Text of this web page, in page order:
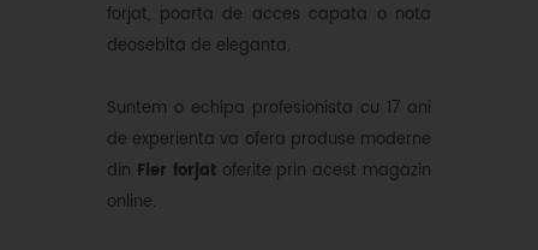
forjat, poarta de acces capata o nota
deosebita de eleganta.
Suntem o echipa profesionista cu 17 ani
de experienta va ofera produse moderne
din Fier forjatoferite prin acest magazin
online.